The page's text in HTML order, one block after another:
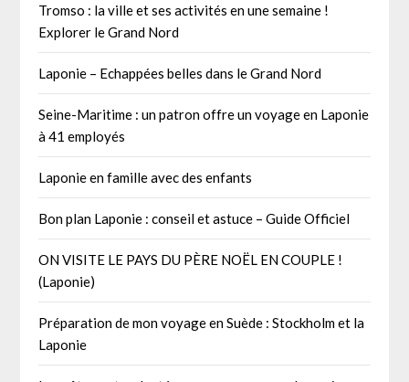
Tromso : la ville et ses activités en une semaine !
Explorer le Grand Nord
Laponie – Echappées belles dans le Grand Nord
Seine-Maritime : un patron offre un voyage en Laponie
à 41 employés
Laponie en famille avec des enfants
Bon plan Laponie : conseil et astuce – Guide Officiel
ON VISITE LE PAYS DU PÈRE NOËL EN COUPLE !
(Laponie)
Préparation de mon voyage en Suède : Stockholm et la
Laponie